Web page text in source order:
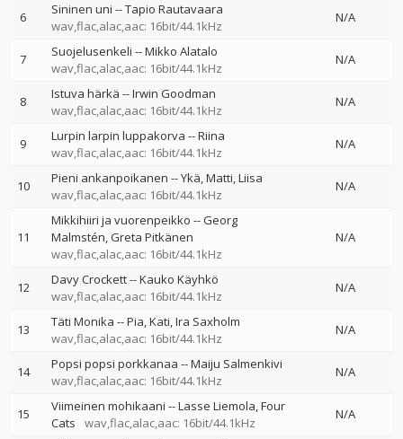
6 Sininen uni --Tapio Rautavaara
wav,flac,alac,aac: 16bit/44.1kHz
N/A
7 Suojelusenkeli --Mikko Alatalo
wav,flac,alac,aac: 16bit/44.1kHz
N/A
8 Istuva härkä --Irwin Goodman
wav,flac,alac,aac: 16bit/44.1kHz
N/A
9 Lurpin larpin luppakorva --Riina
wav,flac,alac,aac: 16bit/44.1kHz
N/A
10 Pieni ankanpoikanen --Ykä Matti Liisa
wav,flac,alac,aac: 16bit/44.1kHz
N/A
11
Mikkihiiri ja vuorenpeikko --Georg
Malmstén Greta Pitkänen
wav,flac,alac,aac: 16bit/44.1kHz
N/A
12 Davy Crockett--Kauko Käyhkö
wav,flac,alac,aac: 16bit/44.1kHz
N/A
13 Täti Monika --Pia Kati Ira Saxholm
wav,flac,alac,aac: 16bit/44.1kHz
N/A
14 Popsi popsi porkkanaa --Maiju Salmenkivi
wav,flac,alac,aac: 16bit/44.1kHz
N/A
15 Viimeinen mohikaani --Lasse Liemola Four
Cats
wav,flac,alac,aac: 16bit/44.1kHz
N/A